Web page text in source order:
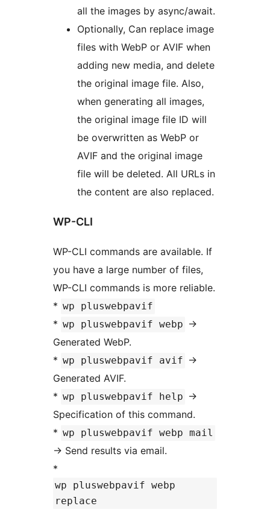
all the images by async/await.
Optionally, Can replace image
files with WebP or AVIF when
adding new media, and delete
the original image file. Also,
when generating all images,
the original image file ID will
be overwritten as WebP or
AVIF and the original image
file will be deleted. All URLs in
the content are also replaced.
WP-CLI
WP-CLI commands are available. If
you have a large number of files,
WP-CLI commands is more reliable.
* wp pluswebpavif
* wp pluswebpavif webp ->
Generated WebP.
* wp pluswebpavif avif ->
Generated AVIF.
* wp pluswebpavif help ->
Specification of this command.
* wp pluswebpavif webp mail
-> Send results via email.
*
wp pluswebpavif webp
replace